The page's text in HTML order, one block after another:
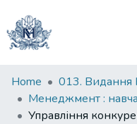
Communities
&
Collections
Home 013.